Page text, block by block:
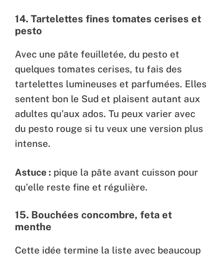
14. Tartelettes fines tomates cerises et
pesto
Avec une pâte feuilletée, du pesto et
quelques tomates cerises, tu fais des
tartelettes lumineuses et parfumées. Elles
sentent bon le Sud et plaisent autant aux
adultes qu’aux ados. Tu peux varier avec
du pesto rouge si tu veux une version plus
intense.
Astuce : pique la pâte avant cuisson pour
qu’elle reste fine et régulière.
15. Bouchées concombre, feta et
menthe
Cette idée termine la liste avec beaucoup